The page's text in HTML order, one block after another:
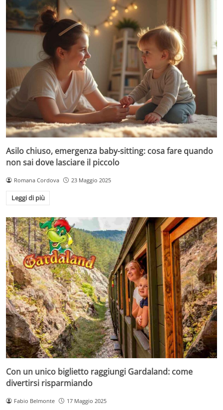
Asilo chiuso, emergenza baby-sitting: cosa fare quando
non sai dove lasciare il piccolo
Romana Cordova 23 Maggio 2025
Leggi di più
Con un unico biglietto raggiungi Gardaland: come
divertirsi risparmiando
Fabio Belmonte 17 Maggio 2025